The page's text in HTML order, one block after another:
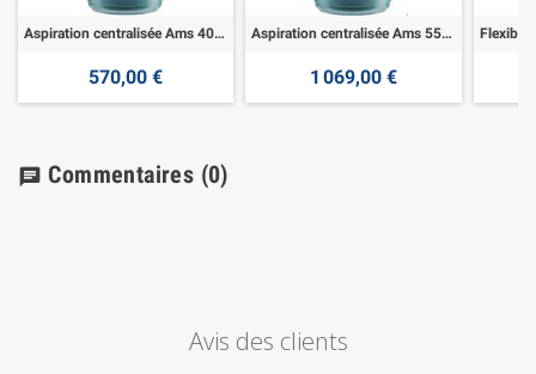
Aspiration centralisée Ams 400 - 1900w
570,00 €
Aspiration centralisée Ams 550 - 3200w
1 069,00 €
chat Commentaires (0)
Avis des clients